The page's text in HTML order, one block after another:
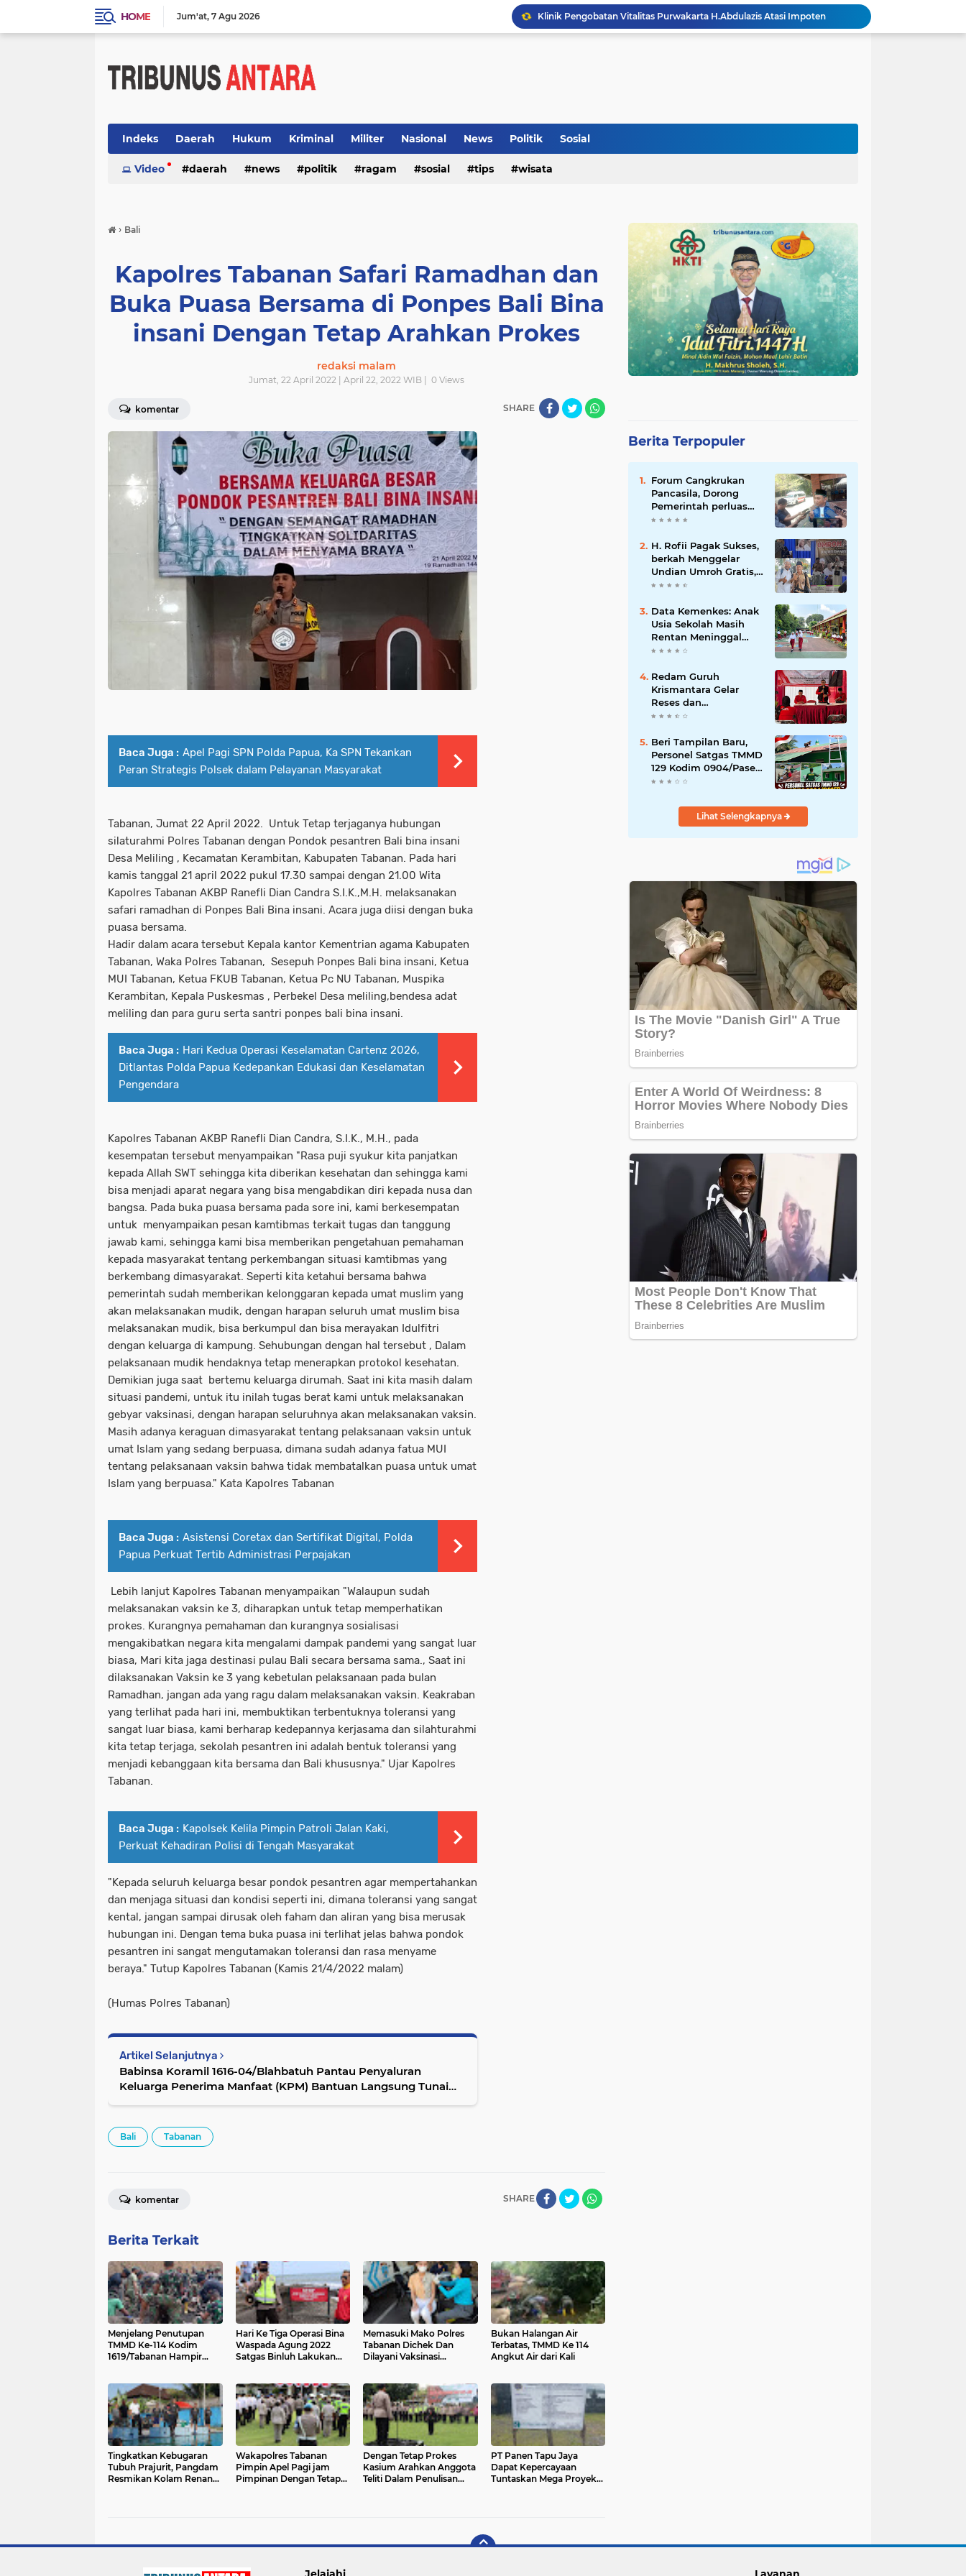
HOME Jum'at 7 Agu 2026
Klinik Pengobatan Vitalitas Purwakarta H.Abdulazis Atasi Impoten
Tradisi Penyambutan Kapolres Baru di Polres Yahukimo
TMMD Ke 129 Kodim 0904/Paser Terima Kunjungan Dari Tim Wasev Mabesad
Indeks Daerah Hukum Kriminal Militer Nasional News Politik Sosial
Video daerah news politik ragam sosial tips wisata
› Bali
Kapolres Tabanan Safari Ramadhan dan
Buka Puasa Bersama di Ponpes Bali Bina
insani Dengan Tetap Arahkan Prokes
redaksi malam
Jumat, 22 April 2022 | April 22, 2022 WIB | 0 Views
komentar SHARE
Baca Juga : Apel Pagi SPN Polda Papua, Ka SPN Tekankan
Peran Strategis Polsek dalam Pelayanan Masyarakat
Tabanan, Jumat 22 April 2022. Untuk Tetap terjaganya hubungan
silaturahmi Polres Tabanan dengan Pondok pesantren Bali bina insani
Desa Meliling , Kecamatan Kerambitan, Kabupaten Tabanan. Pada hari
kamis tanggal 21 april 2022 pukul 17.30 sampai dengan 21.00 Wita
Kapolres Tabanan AKBP Ranefli Dian Candra S.I.K.,M.H. melaksanakan
safari ramadhan di Ponpes Bali Bina insani. Acara juga diisi dengan buka
puasa bersama.
Hadir dalam acara tersebut Kepala kantor Kementrian agama Kabupaten
Tabanan, Waka Polres Tabanan, Sesepuh Ponpes Bali bina insani, Ketua
MUI Tabanan, Ketua FKUB Tabanan, Ketua Pc NU Tabanan, Muspika
Kerambitan, Kepala Puskesmas , Perbekel Desa meliling,bendesa adat
meliling dan para guru serta santri ponpes bali bina insani.
Baca Juga : Hari Kedua Operasi Keselamatan Cartenz 2026,
Ditlantas Polda Papua Kedepankan Edukasi dan Keselamatan
Pengendara
Kapolres Tabanan AKBP Ranefli Dian Candra, S.I.K., M.H., pada
kesempatan tersebut menyampaikan "Rasa puji syukur kita panjatkan
kepada Allah SWT sehingga kita diberikan kesehatan dan sehingga kami
bisa menjadi aparat negara yang bisa mengabdikan diri kepada nusa dan
bangsa. Pada buka puasa bersama pada sore ini, kami berkesempatan
untuk menyampaikan pesan kamtibmas terkait tugas dan tanggung
jawab kami, sehingga kami bisa memberikan pengetahuan pemahaman
kepada masyarakat tentang perkembangan situasi kamtibmas yang
berkembang dimasyarakat. Seperti kita ketahui bersama bahwa
pemerintah sudah memberikan kelonggaran kepada umat muslim yang
akan melaksanakan mudik, dengan harapan seluruh umat muslim bisa
melaksanakan mudik, bisa berkumpul dan bisa merayakan Idulfitri
dengan keluarga di kampung. Sehubungan dengan hal tersebut , Dalam
pelaksanaan mudik hendaknya tetap menerapkan protokol kesehatan.
Demikian juga saat bertemu keluarga dirumah. Saat ini kita masih dalam
situasi pandemi, untuk itu inilah tugas berat kami untuk melaksanakan
gebyar vaksinasi, dengan harapan seluruhnya akan melaksanakan vaksin.
Masih adanya keraguan dimasyarakat tentang pelaksanaan vaksin untuk
umat Islam yang sedang berpuasa, dimana sudah adanya fatua MUI
tentang pelaksanaan vaksin bahwa tidak membatalkan puasa untuk umat
Islam yang berpuasa." Kata Kapolres Tabanan
Baca Juga : Asistensi Coretax dan Sertifikat Digital, Polda
Papua Perkuat Tertib Administrasi Perpajakan
Lebih lanjut Kapolres Tabanan menyampaikan "Walaupun sudah
melaksanakan vaksin ke 3, diharapkan untuk tetap memperhatikan
prokes. Kurangnya pemahaman dan kurangnya sosialisasi
mengakibatkan negara kita mengalami dampak pandemi yang sangat luar
biasa, Mari kita jaga destinasi pulau Bali secara bersama sama., Saat ini
dilaksanakan Vaksin ke 3 yang kebetulan pelaksanaan pada bulan
Ramadhan, jangan ada yang ragu dalam melaksanakan vaksin. Keakraban
yang terlihat pada hari ini, membuktikan terbentuknya toleransi yang
sangat luar biasa, kami berharap kedepannya kerjasama dan silahturahmi
kita tetap terjaga, sekolah pesantren ini adalah bentuk toleransi yang
menjadi kebanggaan kita bersama dan Bali khususnya." Ujar Kapolres
Tabanan.
Baca Juga : Kapolsek Kelila Pimpin Patroli Jalan Kaki,
Perkuat Kehadiran Polisi di Tengah Masyarakat
"Kepada seluruh keluarga besar pondok pesantren agar mempertahankan
dan menjaga situasi dan kondisi seperti ini, dimana toleransi yang sangat
kental, jangan sampai dirusak oleh faham dan aliran yang bisa merusak
hubungan ini. Dengan tema buka puasa ini terlihat jelas bahwa pondok
pesantren ini sangat mengutamakan toleransi dan rasa menyame
beraya." Tutup Kapolres Tabanan (Kamis 21/4/2022 malam)
(Humas Polres Tabanan)
Artikel Selanjutnya
Babinsa Koramil 1616-04/Blahbatuh Pantau Penyaluran
Keluarga Penerima Manfaat (KPM) Bantuan Langsung Tunai
Bali Tabanan
SHARE
komentar
Berita Terkait
Menjelang Penutupan
TMMD Ke-114 Kodim
1619/Tabanan Hampir
Hari Ke Tiga Operasi Bina
Waspada Agung 2022
Satgas Binluh Lakukan
Memasuki Mako Polres
Tabanan Dichek Dan
Dilayani Vaksinasi
Bukan Halangan Air
Terbatas, TMMD Ke 114
Angkut Air dari Kali
Tingkatkan Kebugaran
Tubuh Prajurit, Pangdam
Resmikan Kolam Renang
Wakapolres Tabanan
Pimpin Apel Pagi jam
Pimpinan Dengan Tetap
Dengan Tetap Prokes
Kasium Arahkan Anggota
Teliti Dalam Penulisan
PT Panen Tapu Jaya
Dapat Kepercayaan
Tuntaskan Mega Proyek
Berita Terpopuler
Forum Cangkrukan
Pancasila, Dorong
Pemerintah perluas
intensif Perpajakan
UMKM.
H. Rofii Pagak Sukses,
berkah Menggelar
Undian Umroh Gratis,
Wujud Kepedulian
Data Kemenkes: Anak
Usia Sekolah Masih
Rentan Meninggal
Akibat DBD
Redam Guruh
Krismantara Gelar
Reses dan
Silaturrahmi bersama
Se -Kecamatan
Lawang.
Beri Tampilan Baru,
Personel Satgas TMMD
129 Kodim 0904/Paser
Cat Atap Rumah
Lihat Selengkapnya